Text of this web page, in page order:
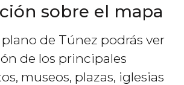
sobre el mapa
de Túnez podrás ver
de los principales
museos, plazas, iglesias